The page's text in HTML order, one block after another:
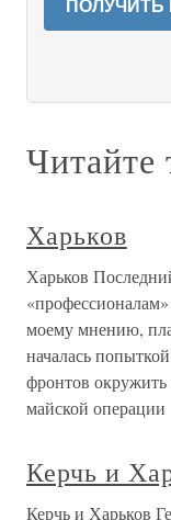
ПОЛУЧИТЬ
Читайте
Харьков
Харьков
моему мнению,
началась
фронтов
майской операции
Керчь и
Керчь и Харьков